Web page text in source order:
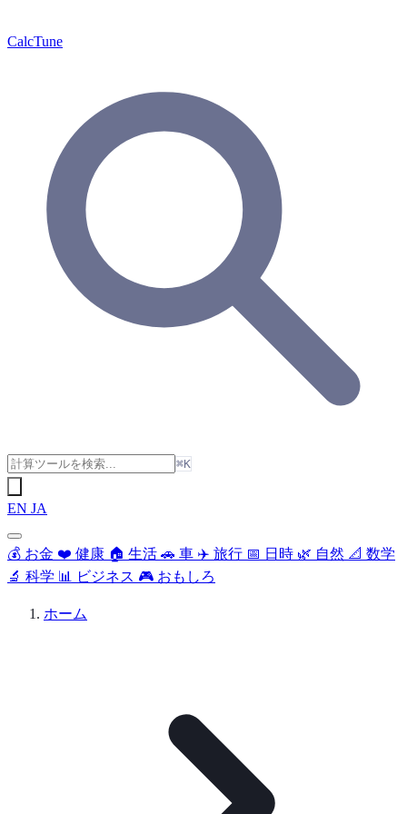
CalcTune
⌘K
EN JA
💰 お金 ❤️ 健康 🏠 生活 🚗 車 ✈️ 旅行 📅 日時 🌿 自然 📐 数学
🔬 科学 📊 ビジネス 🎮 おもしろ
ホーム